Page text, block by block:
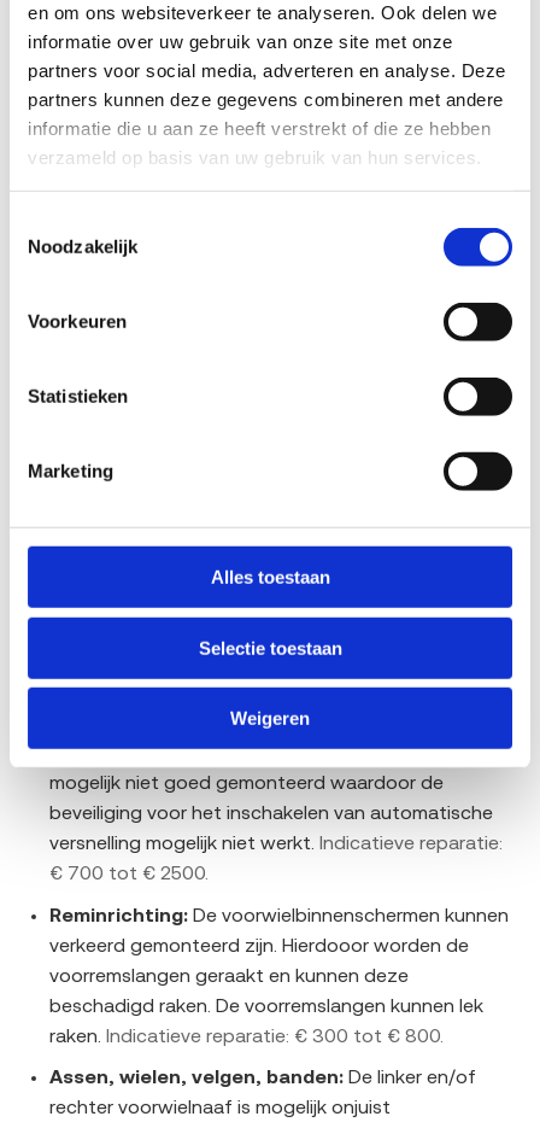
en om ons websiteverkeer te analyseren. Ook delen we
informatie over uw gebruik van onze site met onze
partners voor social media, adverteren en analyse. Deze
partners kunnen deze gegevens combineren met andere
informatie die u aan ze heeft verstrekt of die ze hebben
verzameld op basis van uw gebruik van hun services.
Noodzakelijk
Voorkeuren
Statistieken
Marketing
Alles toestaan
Selectie toestaan
Weigeren
Renault sloopauto'sdie we inkopen.
Gerelateerde Renault-modellen
Renault Espace
Renault Kangoo
Renault Koleos
Renault Laguna
Renault Master
RDW-terugroepacties
Renault Clio komen deze gebreken in de data naar
voren. Een terugroepactie betekent niet dat jouw auto
stuk is: controleer met je kenteken bij de RDW of er een
openstaande actie loopt. De genoemde
markt en verschillen per uitvoering en werkplaats.
koelsysteem:De brandstofleiding kan in contact
komen met de leiding van de airconditioning.
Hierdoor kan de brandstofleiding beschadigd raken.
Indicatieve reparatie: € 800 tot € 3000.
Krachtoverbrenging:De rempedaalschakelaar is
mogelijk niet goed gemonteerd waardoor de
beveiliging voor het inschakelen van automatische
versnelling mogelijk niet werkt. Indicatieve reparatie:
€ 700 tot € 2500.
Reminrichting:De voorwielbinnenschermen kunnen
verkeerd gemonteerd zijn. Hierdooor worden de
voorremslangen geraakt en kunnen deze
beschadigd raken. De voorremslangen kunnen lek
raken. Indicatieve reparatie: € 300 tot € 800.
Assen, wielen, velgen, banden:De linker en/of
rechter voorwielnaaf is mogelijk onjuist